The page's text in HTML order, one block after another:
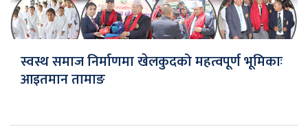
स्वस्थ समाज निर्माणमा खेलकुदको महत्वपूर्ण भूमिकाः
आइतमान तामाङ